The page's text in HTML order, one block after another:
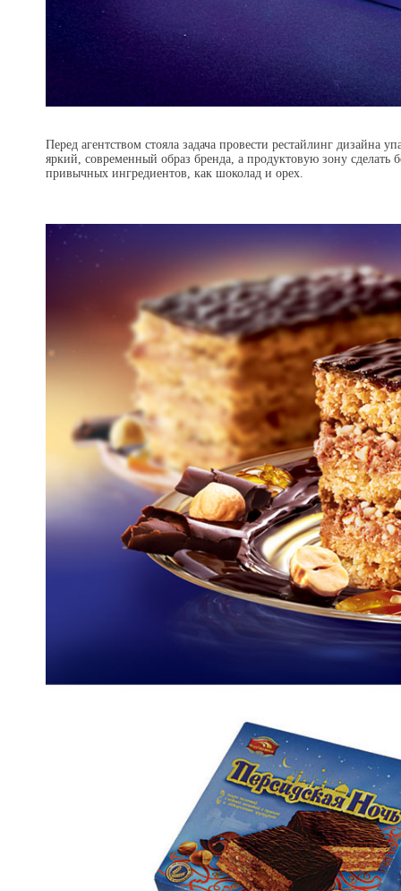
Перед агентством стояла задача провести рестайлинг дизайна
яркий, современный образ бренда, а продуктовую зону
привычных ингредиентов, как шоколад и орех.